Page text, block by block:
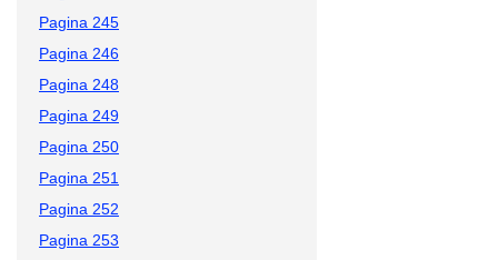
Pagina 245
Pagina 246
Pagina 248
Pagina 249
Pagina 250
Pagina 251
Pagina 252
Pagina 253